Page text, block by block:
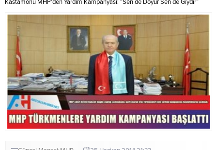
Kastamonu MHP’den Yardım Kampanyası: “Sen de Doyur Sen de Giydir”